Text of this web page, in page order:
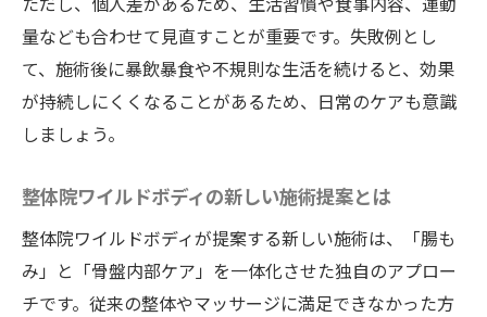
量なども合わせて見直すことが重要です。失敗例とし
て、施術後に暴飲暴食や不規則な生活を続けると、効果
が持続しにくくなることがあるため、日常のケアも意識
しましょう。
整体院ワイルドボディの新しい施術提案とは
整体院ワイルドボディが提案する新しい施術は、「腸も
み」と「骨盤内部ケア」を一体化させた独自のアプロー
チです。従来の整体やマッサージに満足できなかった方